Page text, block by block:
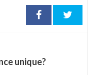
unique?